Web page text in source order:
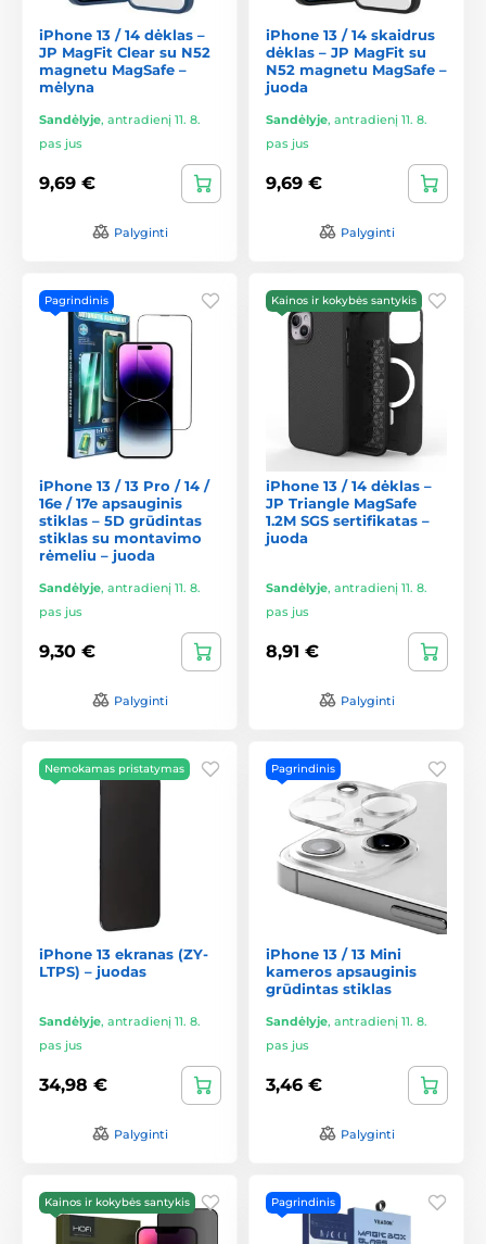
iPhone 13 / 14 dėklas –
JP MagFit Clear su N52
magnetu MagSafe –
mėlyna
Sandėlyje, antradienį 11. 8.
pas jus
9,69 €
Palyginti
iPhone 13 / 14 skaidrus
dėklas – JP MagFit su
N52 magnetu MagSafe –
juoda
Sandėlyje, antradienį 11. 8.
pas jus
9,69 €
Palyginti
Pagrindinis
iPhone 13 / 13 Pro / 14 /
16e / 17e apsauginis
stiklas – 5D grūdintas
stiklas su montavimo
rėmeliu – juoda
Sandėlyje, antradienį 11. 8.
pas jus
9,30 €
Palyginti
Kainos ir kokybės santykis
iPhone 13 / 14 dėklas –
JP Triangle MagSafe
1.2M SGS sertifikatas –
juoda
Sandėlyje, antradienį 11. 8.
pas jus
8,91 €
Palyginti
Nemokamas pristatymas
iPhone 13 ekranas (ZY-
LTPS) – juodas
Sandėlyje, antradienį 11. 8.
pas jus
34,98 €
Palyginti
Pagrindinis
iPhone 13 / 13 Mini
kameros apsauginis
grūdintas stiklas
Sandėlyje, antradienį 11. 8.
pas jus
3,46 €
Palyginti
Kainos ir kokybės santykis Pagrindinis